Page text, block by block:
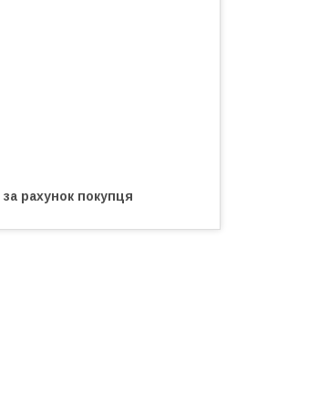
за рахунок покупця